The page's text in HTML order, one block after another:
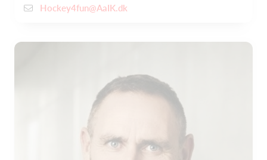
Hockey4fun@AaIK.dk